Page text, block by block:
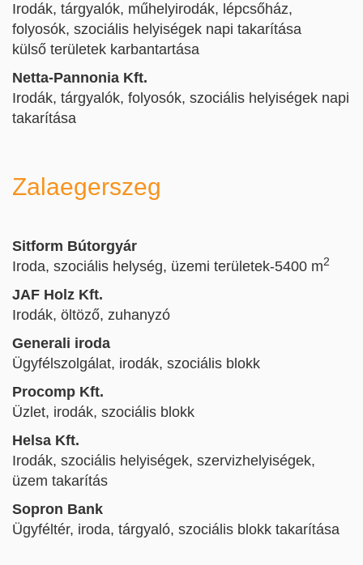
Irodák, tárgyalók, műhelyirodák, lépcsőház,
folyosók, szociális helyiségek napi takarítása
külső területek karbantartása
Netta-Pannonia Kft.
Irodák, tárgyalók, folyosók, szociális helyiségek napi
takarítása
Zalaegerszeg
Sitform Bútorgyár
Iroda, szociális helység, üzemi területek-5400 m2
JAF Holz Kft.
Irodák, öltöző, zuhanyzó
Generali iroda
Ügyfélszolgálat, irodák, szociális blokk
Procomp Kft.
Üzlet, irodák, szociális blokk
Helsa Kft.
Irodák, szociális helyiségek, szervizhelyiségek,
üzem takarítás
Sopron Bank
Ügyféltér, iroda, tárgyaló, szociális blokk takarítása